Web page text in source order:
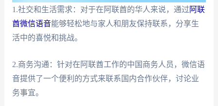
1.社交和生活需求：对于在阿联酋的华人来说，通过 阿联
酋微信语音能够轻松地与家人和朋友保持联系，分享生
活中的喜悦和挑战。
2.商务沟通：针对在阿联酋工作的中国商务人员，微信语
音提供了一个便利的方式来联系国内合作伙伴，讨论业
务事宜。